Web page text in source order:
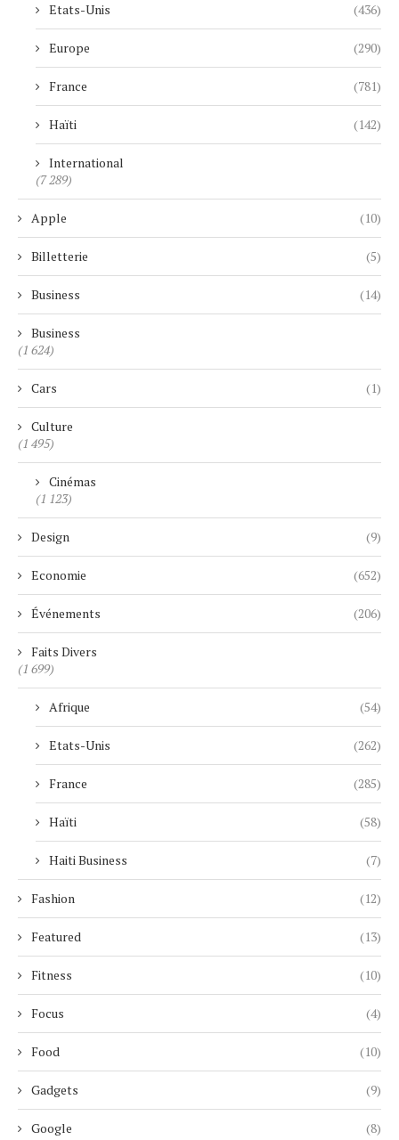
Etats-Unis (436)
Europe (290)
France (781)
Haïti (142)
International
(7 289)
Apple (10)
Billetterie (5)
Business (14)
Business
(1 624)
Cars (1)
Culture
(1 495)
Cinémas
(1 123)
Design (9)
Economie (652)
Événements (206)
Faits Divers
(1 699)
Afrique (54)
Etats-Unis (262)
France (285)
Haïti (58)
Haiti Business (7)
Fashion (12)
Featured (13)
Fitness (10)
Focus (4)
Food (10)
Gadgets (9)
Google (8)